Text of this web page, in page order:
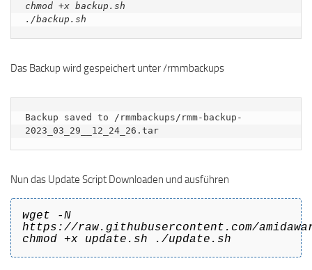
chmod +x backup.sh
./backup.sh
Das Backup wird gespeichert unter /rmmbackups
Backup saved to /rmmbackups/rmm-backup-
2023_03_29__12_24_26.tar
Nun das Update Script Downloaden und ausführen
wget -N
https://raw.githubusercontent.com/
chmod +x update.sh ./update.sh